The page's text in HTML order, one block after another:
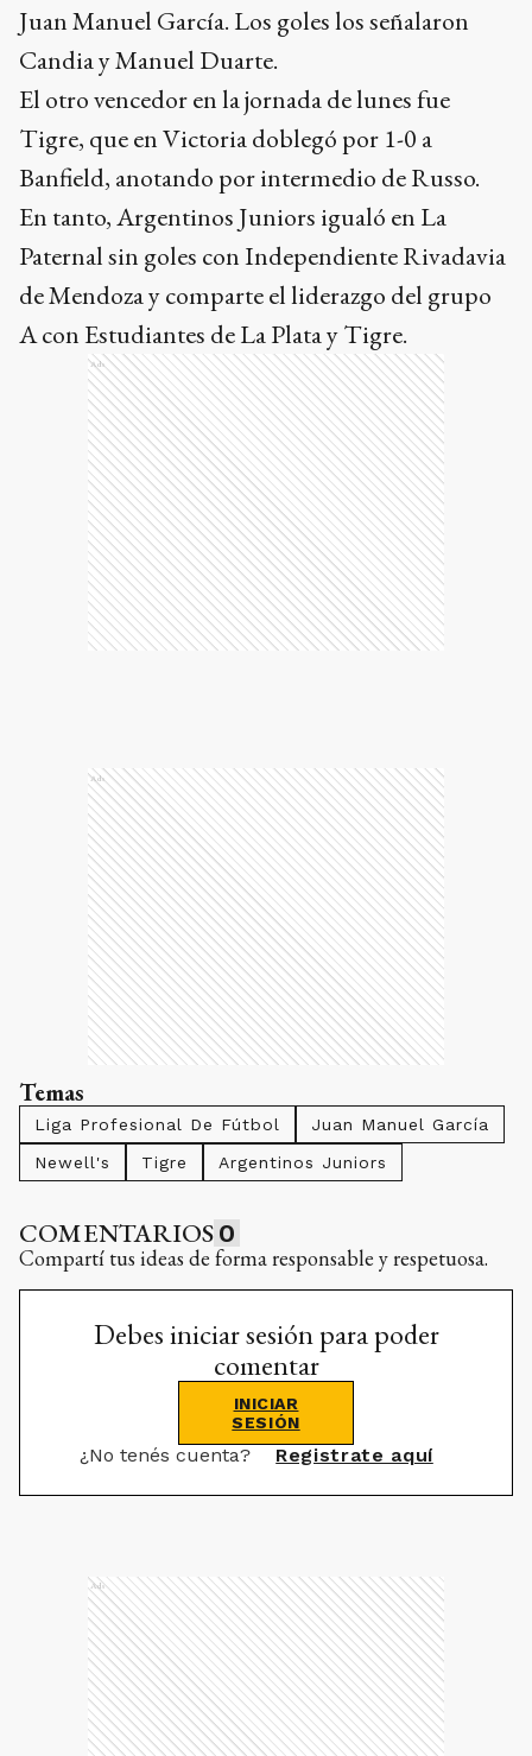
Juan Manuel García. Los goles los señalaron
Candia y Manuel Duarte.
El otro vencedor en la jornada de lunes fue
Tigre, que en Victoria doblegó por 1-0 a
Banfield, anotando por intermedio de Russo.
En tanto, Argentinos Juniors igualó en La
Paternal sin goles con Independiente Rivadavia
de Mendoza y comparte el liderazgo del grupo
A con Estudiantes de La Plata y Tigre.
Ads
Ads
Temas
Liga Profesional De Fútbol
Juan Manuel García
Newell's
Tigre Argentinos Juniors
COMENTARIOS 0
Compartí tus ideas de forma responsable y respetuosa.
Debes iniciar sesión para poder
comentar
INICIAR
SESIÓN
¿No tenés cuenta? Registrate aquí
Ads